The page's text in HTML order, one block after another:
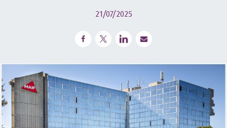
21/07/2025